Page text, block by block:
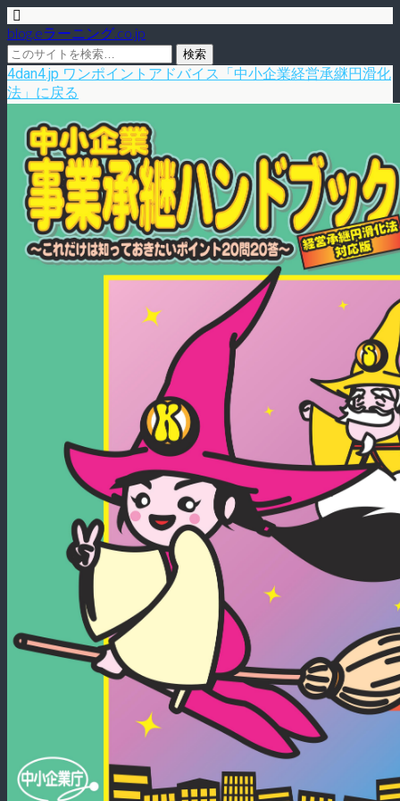
blog.eラーニング.co.jp
4dan4.jp ワンポイントアドバイス「中小企業経営承継円滑化
法」に戻る